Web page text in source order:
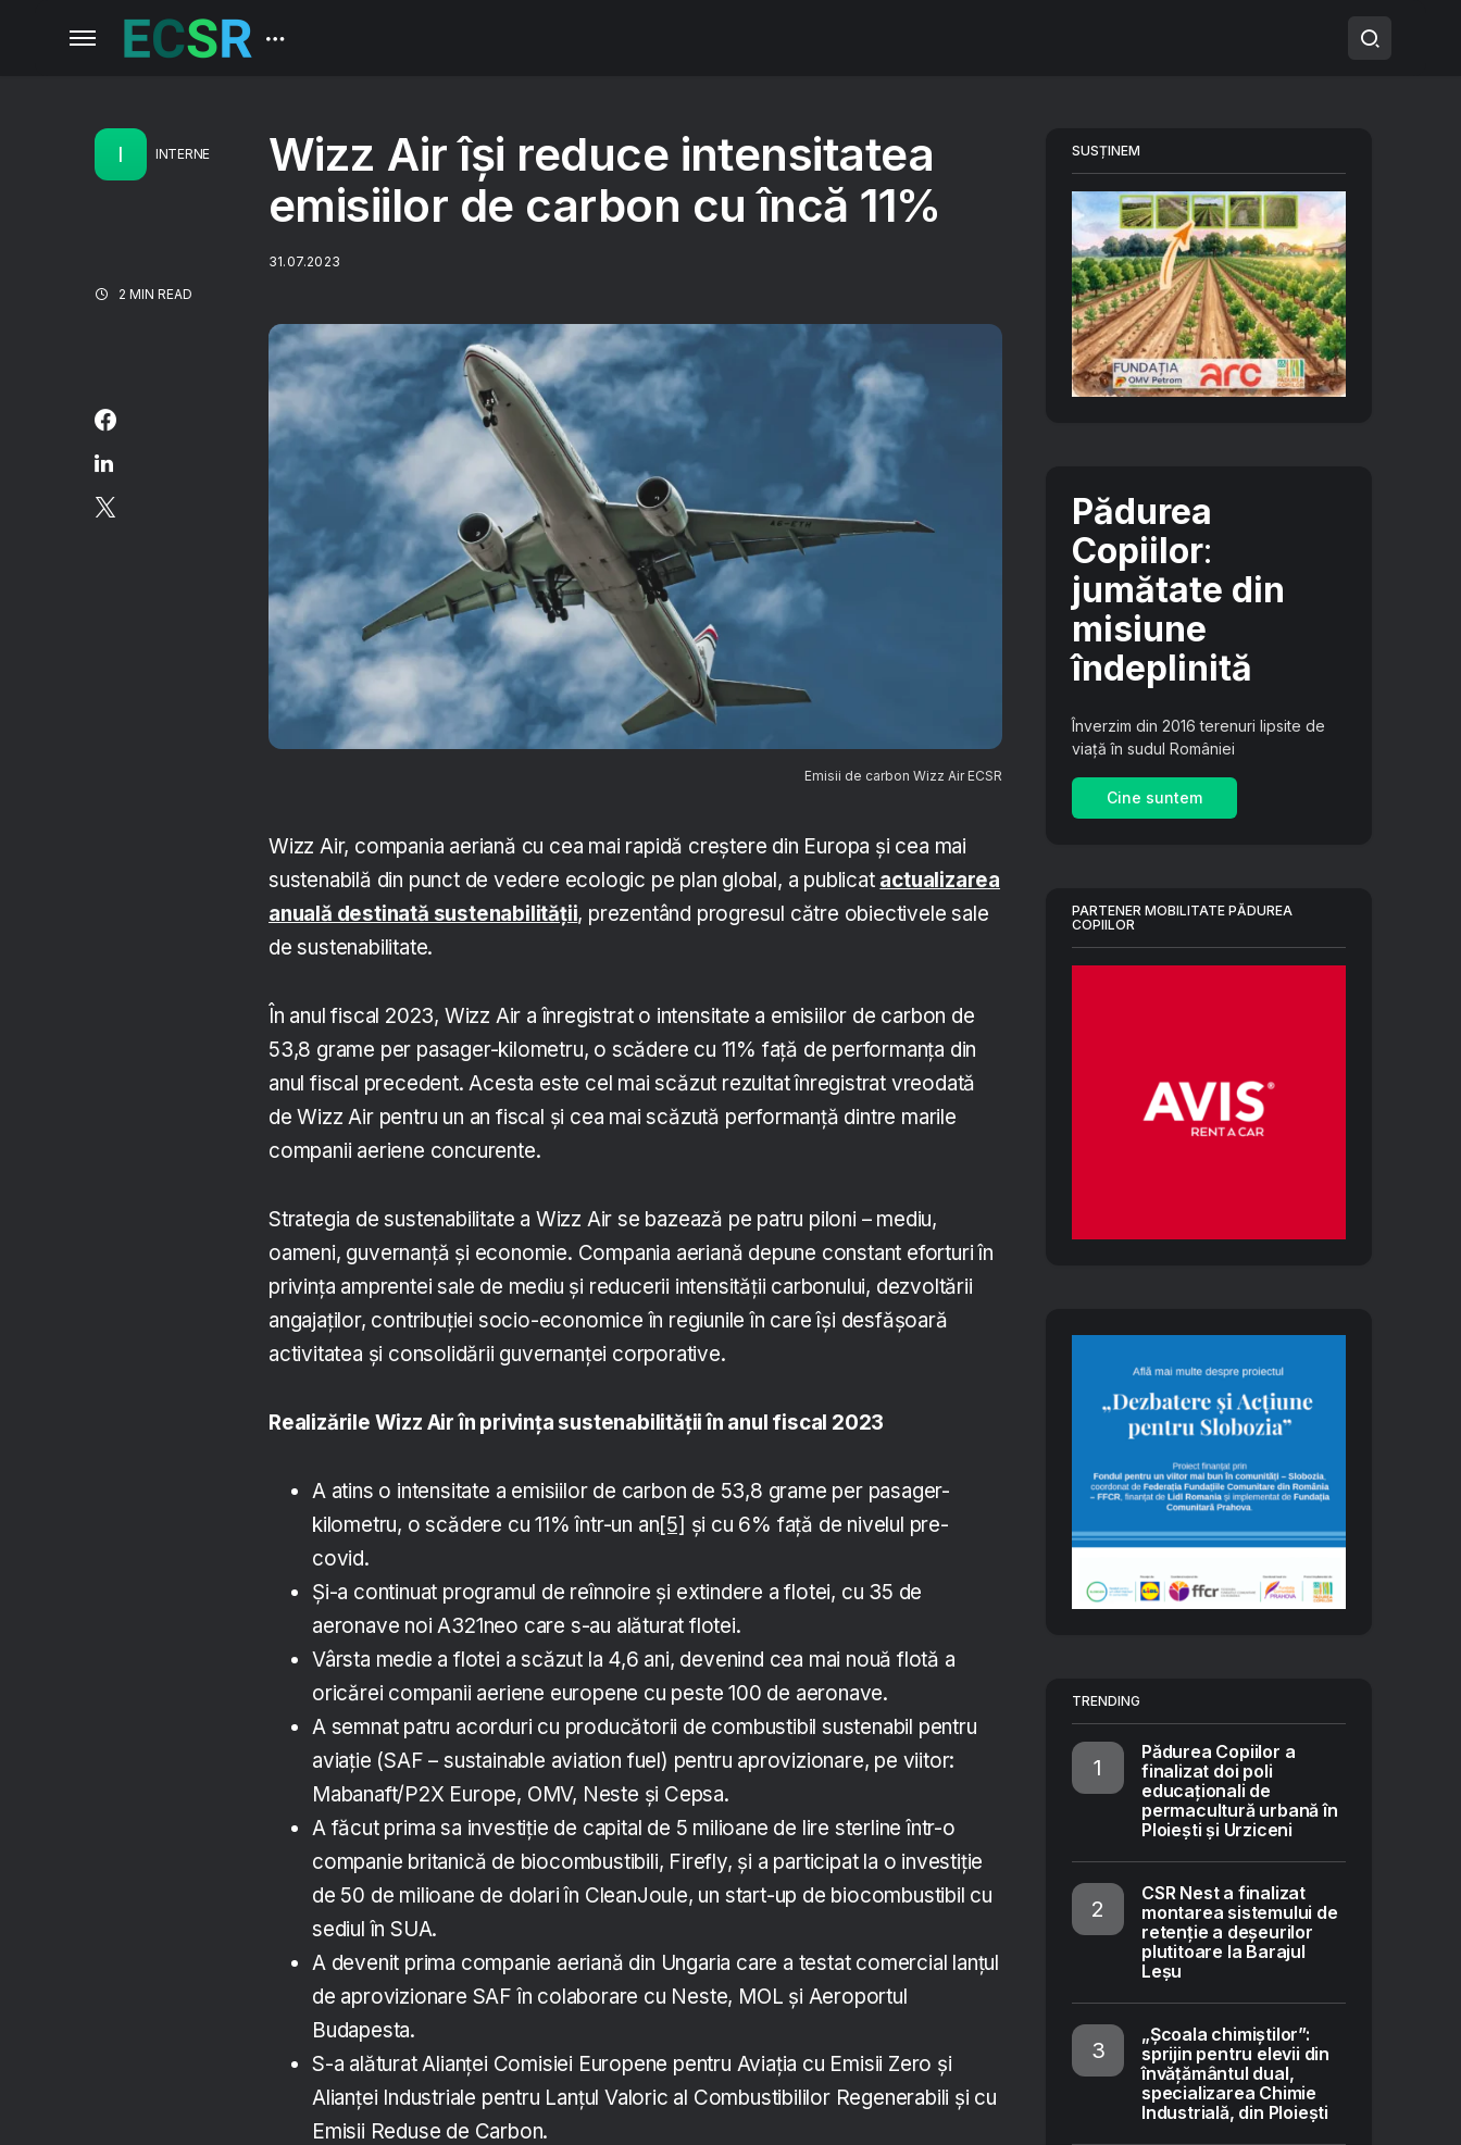
I INTERNE
2 MIN READ
Wizz Air își reduce intensitatea
emisiilor de carbon cu încă 11%
31.07.2023
Emisii de carbon Wizz Air ECSR
Wizz Air, compania aeriană cu cea mai rapidă creștere din Europa și cea mai
sustenabilă din punct de vedere ecologic pe plan global, a publicat actualizarea
anuală destinată sustenabilității, prezentând progresul către obiectivele sale
de sustenabilitate.
În anul fiscal 2023, Wizz Air a înregistrat o intensitate a emisiilor de carbon de
53,8 grame per pasager-kilometru, o scădere cu 11% față de performanța din
anul fiscal precedent. Acesta este cel mai scăzut rezultat înregistrat vreodată
de Wizz Air pentru un an fiscal și cea mai scăzută performanță dintre marile
companii aeriene concurente.
Strategia de sustenabilitate a Wizz Air se bazează pe patru piloni – mediu,
oameni, guvernanță și economie. Compania aeriană depune constant eforturi în
privința amprentei sale de mediu și reducerii intensității carbonului, dezvoltării
angajaților, contribuției socio-economice în regiunile în care își desfășoară
activitatea și consolidării guvernanței corporative.
Realizările Wizz Air în privința sustenabilității în anul fiscal 2023
A atins o intensitate a emisiilor de carbon de 53,8 grame per pasager-
kilometru, o scădere cu 11% într-un an[5] și cu 6% față de nivelul pre-
covid.
Și-a continuat programul de reînnoire și extindere a flotei, cu 35 de
aeronave noi A321neo care s-au alăturat flotei.
Vârsta medie a flotei a scăzut la 4,6 ani, devenind cea mai nouă flotă a
oricărei companii aeriene europene cu peste 100 de aeronave.
A semnat patru acorduri cu producătorii de combustibil sustenabil pentru
aviație (SAF – sustainable aviation fuel) pentru aprovizionare, pe viitor:
Mabanaft/P2X Europe, OMV, Neste și Cepsa.
A făcut prima sa investiție de capital de 5 milioane de lire sterline într-o
companie britanică de biocombustibili, Firefly, și a participat la o investiție
de 50 de milioane de dolari în CleanJoule, un start-up de biocombustibil cu
sediul în SUA.
A devenit prima companie aeriană din Ungaria care a testat comercial lanțul
de aprovizionare SAF în colaborare cu Neste, MOL și Aeroportul
Budapesta.
S-a alăturat Alianței Comisiei Europene pentru Aviația cu Emisii Zero și
Alianței Industriale pentru Lanțul Valoric al Combustibililor Regenerabili și cu
Emisii Reduse de Carbon.
SUSȚINEM
Pădurea
Copiilor:
jumătate din
misiune
îndeplinită
Înverzim din 2016 terenuri lipsite de
viață în sudul României
Cine suntem
PARTENER MOBILITATE PĂDUREA
COPIILOR
TRENDING
Pădurea Copiilor a
finalizat doi poli
educaționali de
permacultură urbană în
Ploiești și Urziceni
CSR Nest a finalizat
montarea sistemului de
retenție a deșeurilor
plutitoare la Barajul
Leșu
„Școala chimiștilor”:
sprijin pentru elevii din
învățământul dual,
specializarea Chimie
Industrială, din Ploiești